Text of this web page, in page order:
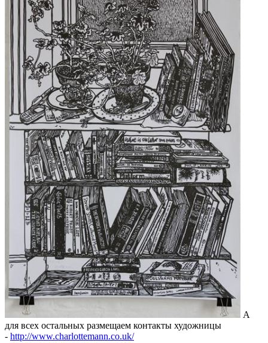
А
для всех остальных размещаем контакты художницы
- http://www.charlottemann.co.uk/